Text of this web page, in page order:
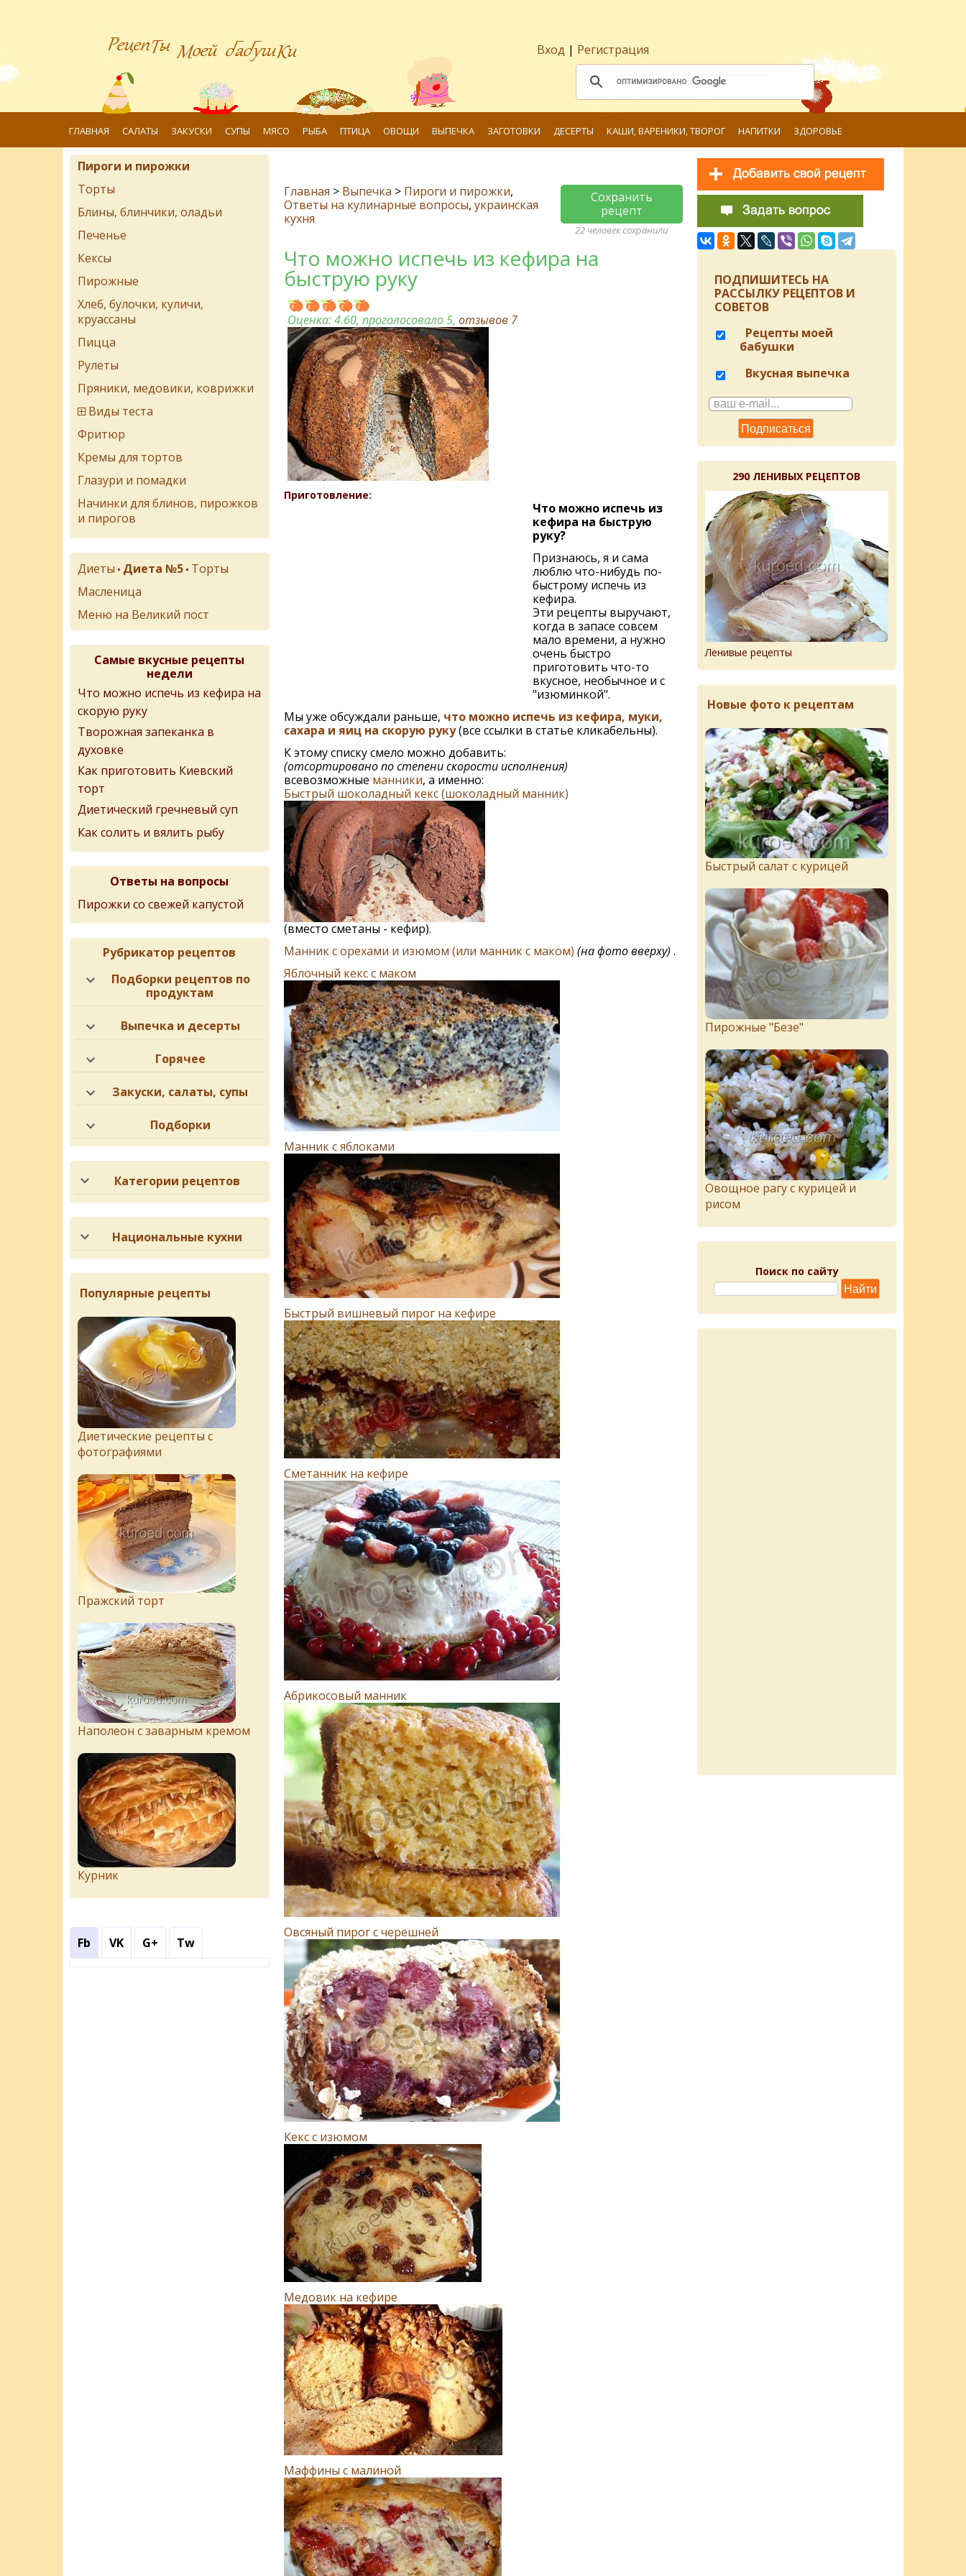
Вход | Регистрация
ГЛАВНАЯ САЛАТЫ ЗАКУСКИ СУПЫ МЯСО РЫБА ПТИЦА ОВОЩИ ВЫПЕЧКА ЗАГОТОВКИ ДЕСЕРТЫ КАШИ, ВАРЕНИКИ, ТВОРОГ НАПИТКИ ЗДОРОВЬЕ
Главная > Выпечка > Пироги и пирожки,
Ответы на кулинарные вопросы, украинская
кухня
Сохранить
рецепт
22 человек сохранили
Что можно испечь из кефира на
быструю руку
Оценка:4.60, проголосовало 5, отзывов 7
Приготовление:
Что можно испечь из
кефира на быструю
руку?
Признаюсь, я и сама
люблю что-нибудь по-
быстрому испечь из
кефира.
Эти рецепты выручают,
когда в запасе совсем
мало времени, а нужно
очень быстро
приготовить что-то
вкусное, необычное и с
"изюминкой".
Мы уже обсуждали раньше, что можно испечь из кефира, муки,
сахара и яиц на скорую руку(все ссылки в статье кликабельны).
К этому списку смело можно добавить:
(отсортировано по степени скорости исполнения)
всевозможные манники, а именно:
Быстрый шоколадный кекс (шоколадный манник)
(вместо сметаны - кефир).
Манник с орехами и изюмом (или манник с маком) (на фото вверху) .
Яблочный кекс с маком
Манник с яблоками
Быстрый вишневый пирог на кефире
Сметанник на кефире
Абрикосовый манник
Овсяный пирог с черешней
Кекс с изюмом
Мeдовик на кефире
Маффины с малиной
Пироги и пирожки
Торты
Блины, блинчики, оладьи
Печенье
Кексы
Пирожные
Хлеб, булочки, куличи,
круассаны
Пицца
Рулеты
Пряники, медовики, коврижки
Виды теста
Фритюр
Кремы для тортов
Глазури и помадки
Начинки для блинов, пирожков
и пирогов
Диеты • Диета №5 • Торты
Масленица
Меню на Великий пост
Самые вкусные рецепты
недели
Что можно испечь из кефира на
скорую руку
Творожная запеканка в
духовке
Как приготовить Киевский
торт
Диетический гречневый суп
Как солить и вялить рыбу
Ответы на вопросы
Пирожки со свежей капустой
Рубрикатор рецептов
Подборки рецептов по
продуктам
Выпечка и десерты
Горячее
Закуски, салаты, супы
Подборки
Категории рецептов
Национальные кухни
Популярные рецепты
Диетические рецепты с
фотографиями
Пражский торт
Наполеон с заварным кремом
Курник
Fb VK G+ Tw
ПОДПИШИТЕСЬ НА
РАССЫЛКУ РЕЦЕПТОВ И
СОВЕТОВ
Рецепты моей
бабушки
Вкусная выпечка
290 ЛЕНИВЫХ РЕЦЕПТОВ
Ленивые рецепты
Новые фото к рецептам
Быстрый салат с курицей
Пирожныe "Бeзe"
Овощное рагу с курицей и
рисом
Поиск по сайту